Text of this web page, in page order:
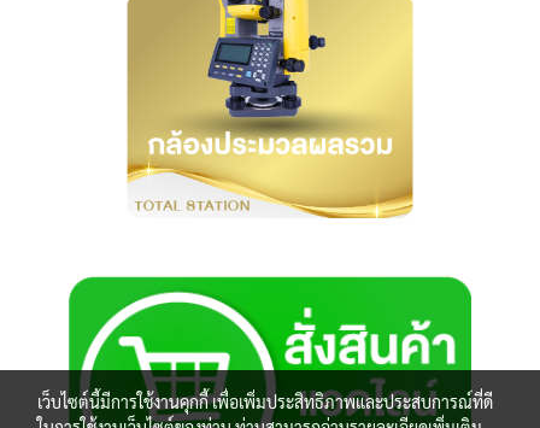
เว็บไซต์นี้มีการใช้งานคุกกี้ เพื่อเพิ่มประสิทธิภาพและประสบการณ์ที่ดี